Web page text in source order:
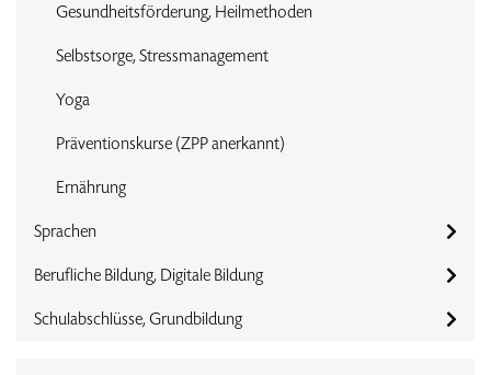
Gesundheitsförderung, Heilmethoden
Selbstsorge, Stressmanagement
Yoga
Präventionskurse (ZPP anerkannt)
Ernährung
Sprachen
Berufliche Bildung, Digitale Bildung
Schulabschlüsse, Grundbildung